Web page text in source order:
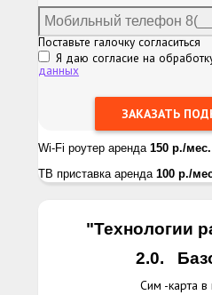
Поставьте галочку согласиться
Я даю согласие на
данных
Wi-Fi роутер аренда 150 р./мес.
ТВ приставка аренда 100 р./
"Технологии
2.0.
Сим -карта